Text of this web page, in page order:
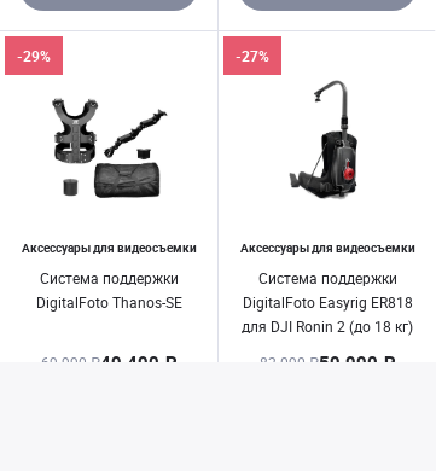
Аксессуары для видеосъемки
Система поддержки
DigitalFoto Thanos-SE
-29%
69 990 ₽49 490 ₽
Аксессуары для видеосъемки
Система поддержки
DigitalFoto Easyrig ER818
для DJI Ronin 2 (до 18 кг)
-27%
82 090 ₽59 990 ₽